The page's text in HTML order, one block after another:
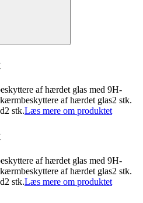
af hærdet glas med 9H-
af hærdet glas2 stk.
stk.Læs mere om produktet
af hærdet glas med 9H-
af hærdet glas2 stk.
stk.Læs mere om produktet